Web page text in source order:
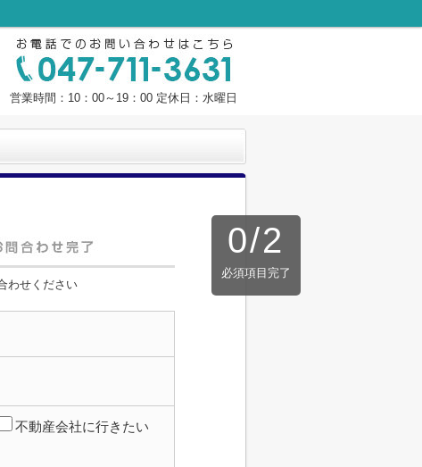
営業時間：10：00～19：00 定休日：水曜日
0/2
必須項目完了
わせください
不動産会社に行きたい